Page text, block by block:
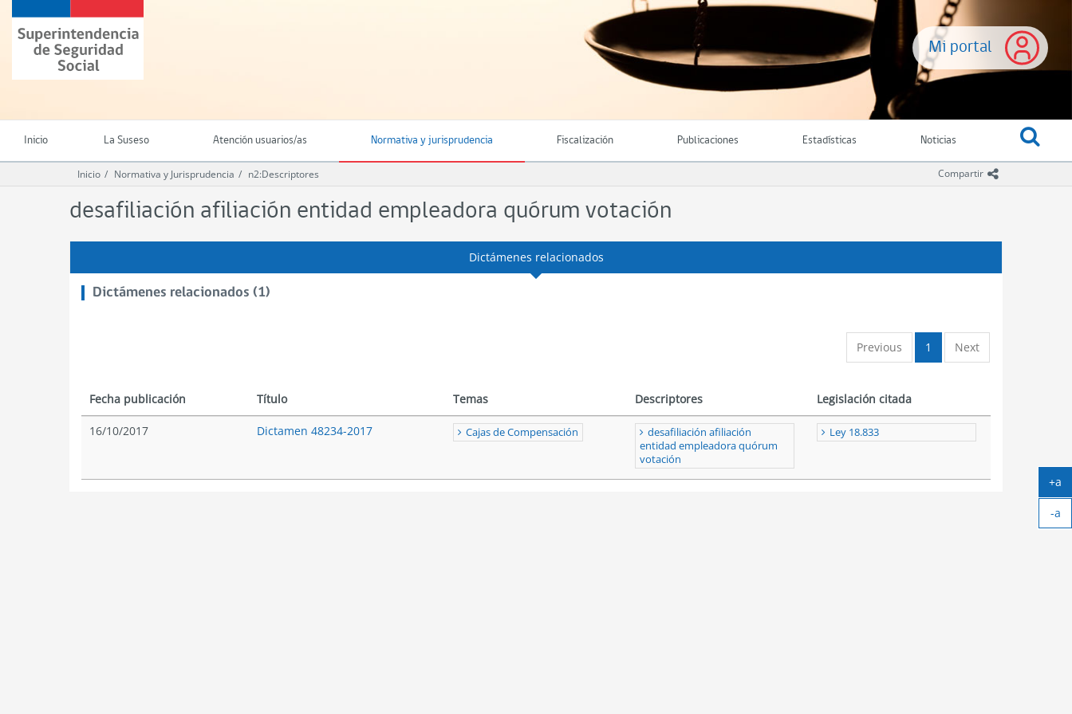
contenido
principal
Mi portal
Superintendencia
de
Seguridad
(SUSESO)
Chile
Inicio La Suseso Atención usuarios/as Normativa y jurisprudencia Fiscalización Publicaciones Estadísticas Noticias
Compartir icono
Inicio Normativa y Jurisprudencia n2:Descriptores
desafiliación afiliación entidad empleadora quórum votación
Dictámenes relacionados
Dictámenes relacionados (1)
Previous 1 Next
Fecha publicación Título Temas Descriptores Legislación citada
16/10/2017 Dictamen 48234-2017 Cajas de Compensación
desafiliación afiliación
entidad empleadora quórum
votación
Ley 18.833
+a
-a